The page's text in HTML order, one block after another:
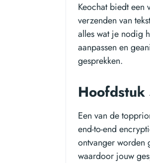
Keochat biedt een
verzenden van
alles wat je nodig
aanpassen en
gesprekken.
Een van de
end-to-end
ontvanger worden
waardoor jouw